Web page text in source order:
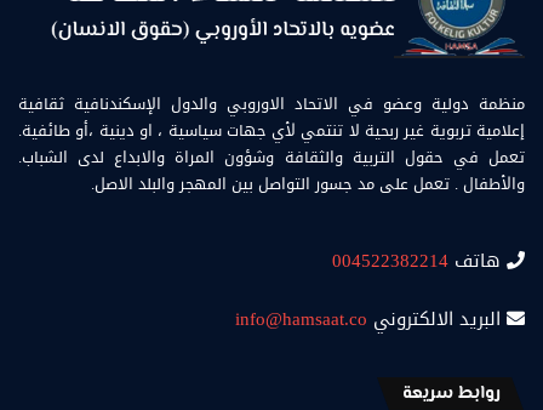
منظمة دولية وعضو في الاتحاد الاوروبي والدول الإسكندنافية ثقافية
إعلامية تربوية غير ربحية لا تنتمي لأي جهات سياسية ، او دينية ،أو طائفية.
تعمل في حقول التربية والثقافة وشؤون المراة والابداع لدى الشباب.
والأطفال . تعمل على مد جسور التواصل بين المهجر والبلد الاصل.
هاتف 004522382214
البريد الالكتروني info@hamsaat.co
روابط سريعة